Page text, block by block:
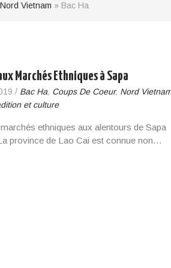
Nord Vietnam » Bac Ha
Marchés Ethniques à Sapa
/ Bac Ha, Coups De Coeur, Nord
et culture
ethniques aux alentours de Sapa
province de Lao Cai est connue non…